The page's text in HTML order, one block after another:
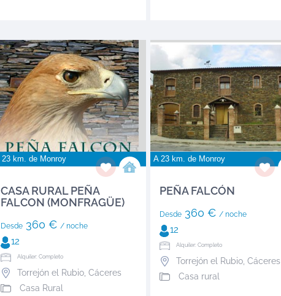
23 km. de Monroy
CASA RURAL PEÑA
FALCON (MONFRAGÜE)
Desde 360 € / noche
12
Alquiler: Completo
Torrejón el Rubio Cáceres
Casa Rural
A 23 km. de Monroy
PEÑA FALCÓN
Desde360 € / noche
12
Alquiler: Completo
Torrejón el Rubio, Cáceres
Casa rural